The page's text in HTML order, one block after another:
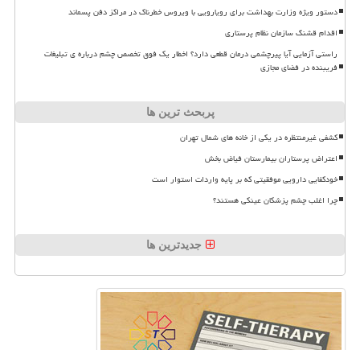
دستور ویژه وزارت بهداشت برای رویارویی با ویروس خطرناک در مراکز دفن پسماند
اقدام قشنگ سازمان نظام پرستاری
راستی آزمایی آیا پیرچشمی درمان قطعی دارد؟ اخطار یک فوق تخصص چشم درباره ی تبلیغات
فریبنده در فضای مجازی
پربحث ترین ها
کشفی غیرمنتظره در یکی از خانه های شمال تهران
اعتراض پرستاران بیمارستان فیاض بخش
خودکفایی دارویی موفقیتی که بر پایه واردات استوار است
چرا اغلب چشم پزشکان عینکی هستند؟
جدیدترین ها